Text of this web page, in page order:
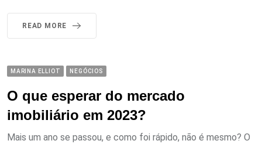
READ MORE
MARINA ELLIOT NEGÓCIOS
O que esperar do mercado
imobiliário em 2023?
Mais um ano se passou, e como foi rápido, não é mesmo? O